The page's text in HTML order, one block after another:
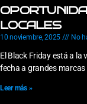
LOCALES
10 noviembre, 2025 No
El Black Friday está a la
fecha a grandes marcas
Leer más »